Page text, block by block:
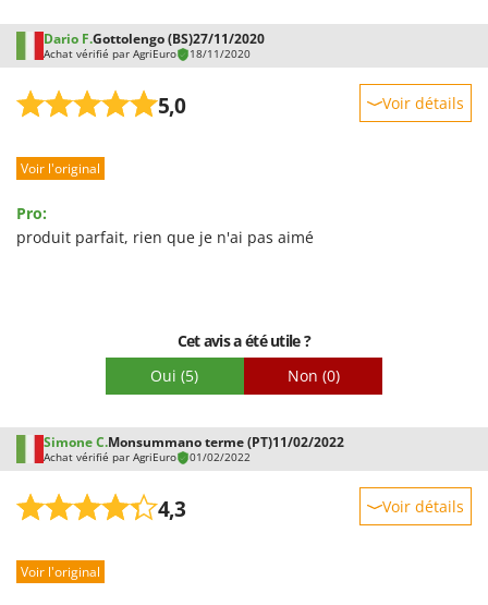
V
Verdemax
Vesco
W
Weber
Wortex
Y Yard Force
Z
Zanon
ZGrills
Dario F.Gottolengo (BS)27/11/2020
Achat vérifié par AgriEuro 18/11/2020
5,0 Voir détails
Prestations
Qualité / Prix
Voir l'original
Pro:
produit parfait, rien que je n'ai pas aimé
Cet avis a été utile ?
Oui (5) Non (0)
Simone C.Monsummano terme (PT)11/02/2022
Achat vérifié par AgriEuro 01/02/2022
4,3 Voir détails
Prestations
Voir l'original